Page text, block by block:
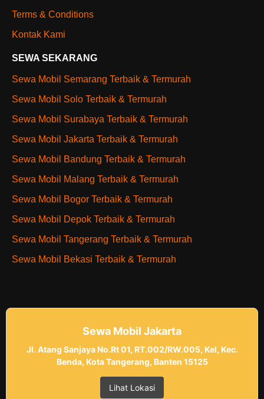
Terms & Conditions
Kontak Kami
SEWA SEKARANG
Sewa Mobil Semarang Terbaik & Termurah
Sewa Mobil Solo Terbaik & Termurah
Sewa Mobil Surabaya Terbaik & Termurah
Sewa Mobil Jakarta Terbaik & Termurah
Sewa Mobil Bandung Terbaik & Termurah
Sewa Mobil Malang Terbaik & Termurah
Sewa Mobil Bogor Terbaik & Termurah
Sewa Mobil Depok Terbaik & Termurah
Sewa Mobil Tangerang Terbaik & Termurah
Sewa Mobil Bekasi Terbaik & Termurah
Sewa Mobil Jakarta
Jl. Atang Sanjaya No.Rt 01, RT.002/RW.005, Kel, Kec.
Benda, Kota Tangerang, Banten 15125
Lihat Lokasi